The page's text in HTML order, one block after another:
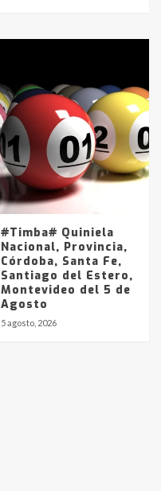
#Timba# Quiniela
Nacional, Provincia,
Córdoba, Santa Fe,
Santiago del Estero,
Montevideo del 5 de
Agosto
5 agosto, 2026